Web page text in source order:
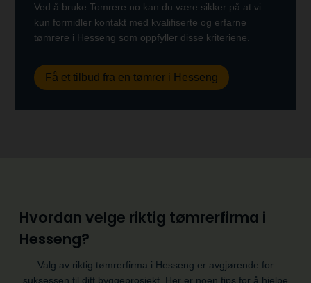
Ved å bruke Tomrere.no kan du være sikker på at vi
kun formidler kontakt med kvalifiserte og erfarne
tømrere i Hesseng som oppfyller disse kriteriene.
Få et tilbud fra en tømrer i Hesseng
Hvordan velge riktig tømrerfirma i
Hesseng?
Valg av riktig tømrerfirma i Hesseng er avgjørende for
suksessen til ditt byggeprosjekt. Her er noen tips for å hjelpe